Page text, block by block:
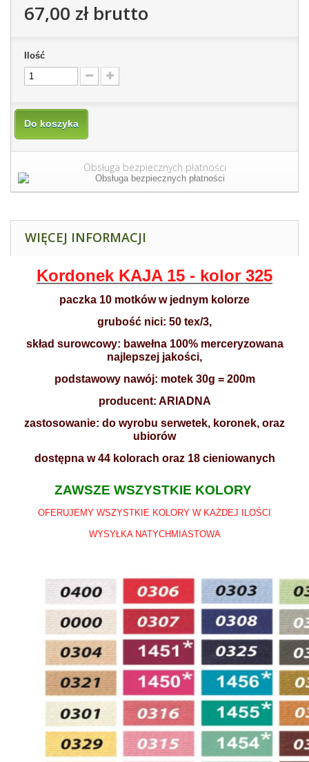
67,00 złbrutto
Ilość
Do koszyka
Obsługa bezpiecznych płatności
WIĘCEJ INFORMACJI
Kordonek KAJA 15 - kolor 325
paczka 10 motków w jednym kolorze
grubość nici: 50 tex/3,
skład surowcowy: bawełna 100% merceryzowana
najlepszej jakości,
podstawowy nawój: motek 30g = 200m
producent: ARIADNA
zastosowanie: do wyrobu serwetek, koronek, oraz
ubiorów
dostępna w 44 kolorach oraz 18 cieniowanych
ZAWSZE WSZYSTKIE KOLORY
OFERUJEMY WSZYSTKIE KOLORY W KAŻDEJ ILOŚCI
WYSYŁKA NATYCHMIASTOWA